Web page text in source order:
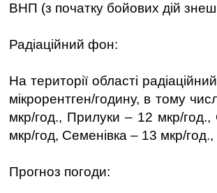
ВНП (з початку бойових дій
Радіаційний фон:
На території області
мікрорентген/годину, в тому
мкр/год., Прилуки – 12 мкр/
мкр/год, Семенівка – 13 мкр/
Прогноз погоди: